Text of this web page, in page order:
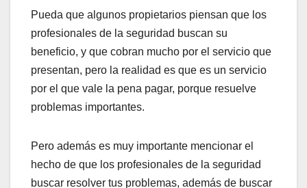
Pueda que algunos propietarios piensan que los
profesionales de la seguridad buscan su
beneficio, y que cobran mucho por el servicio que
presentan, pero la realidad es que es un servicio
por el que vale la pena pagar, porque resuelve
problemas importantes.
Pero además es muy importante mencionar el
hecho de que los profesionales de la seguridad
buscar resolver tus problemas, además de buscar